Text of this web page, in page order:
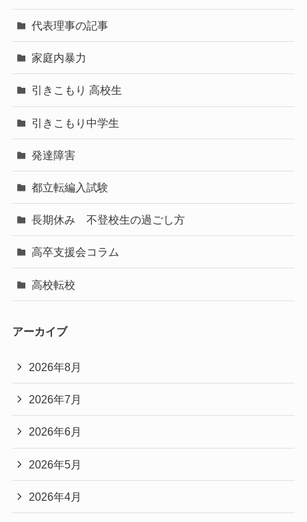
代表理事の記事
家庭内暴力
引きこもり 高校生
引きこもり中学生
発達障害
都立転編入試験
長期休み 不登校生の過ごし方
高卒支援会コラム
高校転校
アーカイブ
2026年8月
2026年7月
2026年6月
2026年5月
2026年4月